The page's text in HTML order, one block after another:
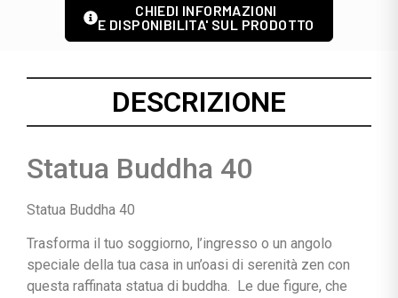
CHIEDI INFORMAZIONI
E DISPONIBILITA' SUL PRODOTTO
DESCRIZIONE
Statua Buddha 40
Statua Buddha 40
Trasforma il tuo soggiorno, l’ingresso o un angolo
speciale della tua casa in un’oasi di serenità zen con
questa raffinata statua di buddha. Le due figure, che